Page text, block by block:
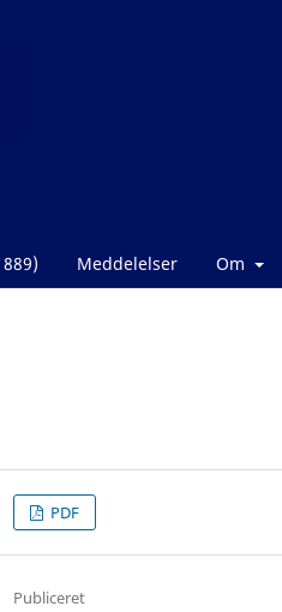
Meddelelser Om
PDF
Publiceret